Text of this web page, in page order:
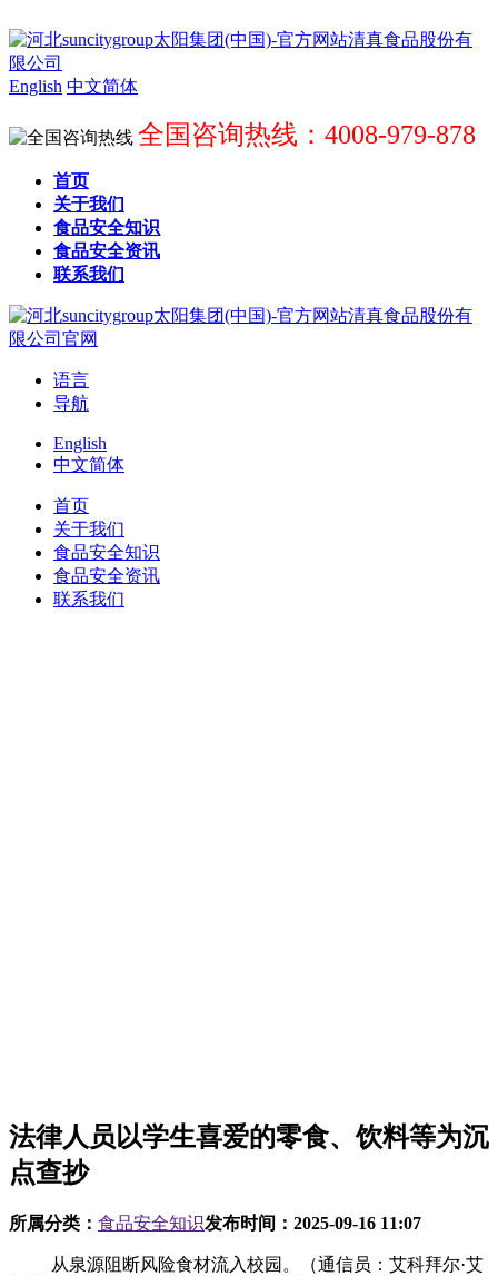
English 中文简体
全国咨询热线：4008-979-878
首页
关于我们
食品安全知识
食品安全资讯
联系我们
语言
导航
English
中文简体
首页
关于我们
食品安全知识
食品安全资讯
联系我们
法律人员以学生喜爱的零食、饮料等为沉
点查抄
所属分类： 食品安全知识发布时间： 2025-09-16 11:07
从泉源阻断风险食材流入校园。（通信员：艾科拜尔·艾